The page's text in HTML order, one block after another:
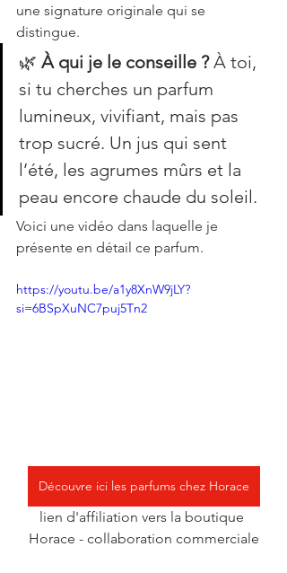
une signature originale qui se
distingue.
🌿 À qui je le conseille ? À toi,
si tu cherches un parfum
lumineux, vivifiant, mais pas
trop sucré. Un jus qui sent
l’été, les agrumes mûrs et la
peau encore chaude du soleil.
Voici une vidéo dans laquelle je
présente en détail ce parfum.
https://youtu.be/a1y8XnW9jLY?
si=6BSpXuNC7puj5Tn2
Découvre ici les parfums chez Horace
lien d'affiliation vers la boutique
Horace - collaboration commerciale